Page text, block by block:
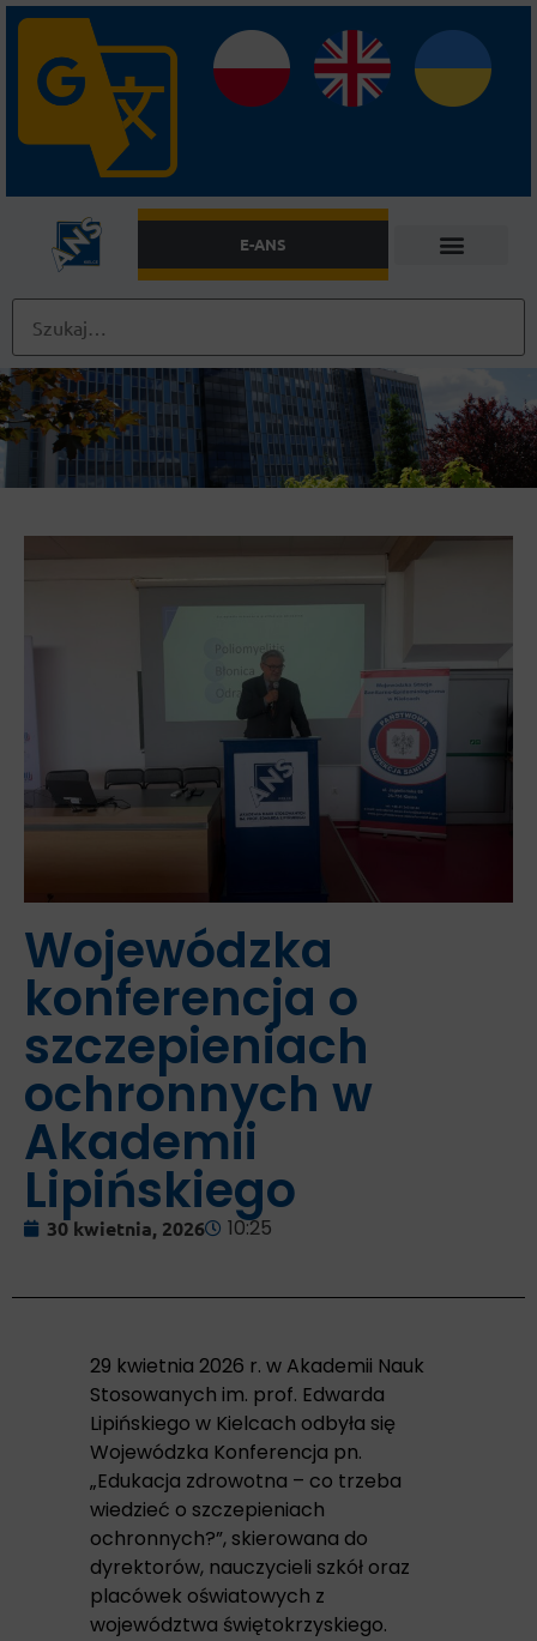
E-ANS
Wojewódzka
konferencja o
szczepieniach
ochronnych w
Akademii
Lipińskiego
30 kwietnia, 2026 10:25
29 kwietnia 2026 r. w Akademii Nauk
Stosowanych im. prof. Edwarda
Lipińskiego w Kielcach odbyła się
Wojewódzka Konferencja pn.
„Edukacja zdrowotna – co trzeba
wiedzieć o szczepieniach
ochronnych?”, skierowana do
dyrektorów, nauczycieli szkół oraz
placówek oświatowych z
województwa świętokrzyskiego.